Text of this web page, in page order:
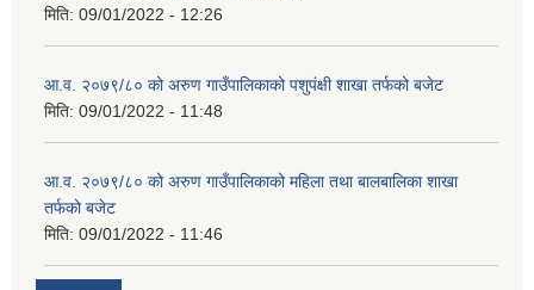
मिति: 09/01/2022 - 12:26
आ.व. २०७९/८० को अरुण गाउँपालिकाको पशुपंक्षी शाखा तर्फको बजेट
मिति: 09/01/2022 - 11:48
आ.व. २०७९/८० को अरुण गाउँपालिकाको महिला तथा बालबालिका शाखा
तर्फको बजेट
मिति: 09/01/2022 - 11:46